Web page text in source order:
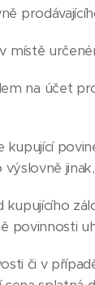
místě
na účet
kupující
výslovně
kupujícího
povinnosti
či v